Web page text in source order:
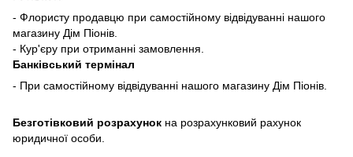
- Флористу продавцю при самостійному відвідуванні нашого
магазину Дім Піонів.
- Кур'єру при отриманні замовлення.
Банківський термінал
- При самостійному відвідуванні нашого магазину Дім Піонів.
Безготівковий розрахунок на розрахунковий рахунок
юридичної особи.